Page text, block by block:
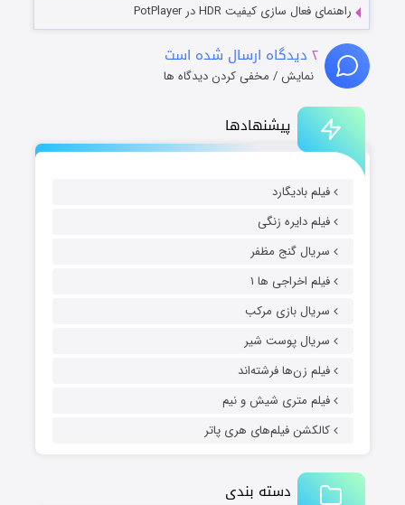
پیشنهادها
فیلم بادیگارد
فیلم دایره زنگی
سریال گنج مظفر
فیلم اخراجی ها ۱
سریال بازی مرکب
سریال پوست شیر
فیلم زن‌ها فرشته‌اند
فیلم متری شیش و نیم
کالکشن فیلم‌های هری پاتر
دسته بندی
راهنمای فعال سازی کیفیت HDR در PotPlayer
۲ دیدگاه ارسال شده است
نمایش / مخفی کردن دیدگاه ها